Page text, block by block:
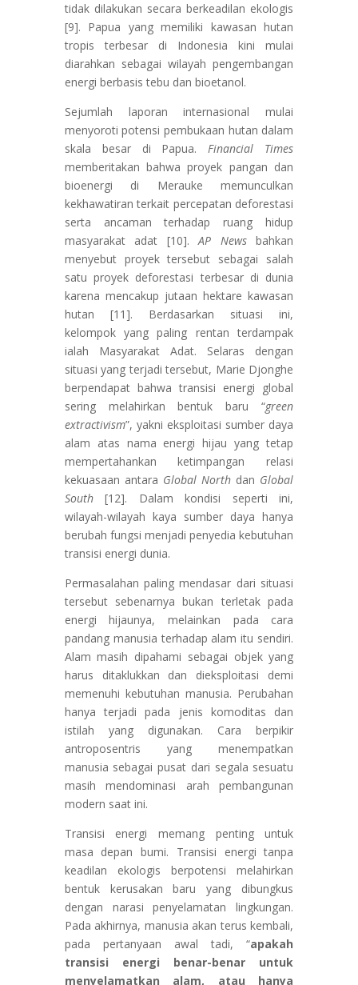
tidak dilakukan secara berkeadilan ekologis
[9]. Papua yang memiliki kawasan hutan
tropis terbesar di Indonesia kini mulai
diarahkan sebagai wilayah pengembangan
energi berbasis tebu dan bioetanol.
Sejumlah laporan internasional mulai
menyoroti potensi pembukaan hutan dalam
skala besar di Papua.Financial Times
memberitakan bahwa proyek pangan dan
bioenergi di Merauke memunculkan
kekhawatiran terkait percepatan deforestasi
serta ancaman terhadap ruang hidup
masyarakat adat [10].AP Newsbahkan
menyebut proyek tersebut sebagai salah
satu proyek deforestasi terbesar di dunia
karena mencakup jutaan hektare kawasan
hutan [11]. Berdasarkan situasi ini,
kelompok yang paling rentan terdampak
ialah Masyarakat Adat. Selaras dengan
situasi yang terjadi tersebut, Marie Djonghe
berpendapat bahwa transisi energi global
sering melahirkan bentuk baru “green
extractivism”, yakni eksploitasi sumber daya
alam atas nama energi hijau yang tetap
mempertahankan ketimpangan relasi
kekuasaan antara Global North dan Global
South[12]. Dalam kondisi seperti ini,
wilayah-wilayah kaya sumber daya hanya
berubah fungsi menjadi penyedia kebutuhan
transisi energi dunia.
Permasalahan paling mendasar dari situasi
tersebut sebenarnya bukan terletak pada
energi hijaunya, melainkan pada cara
pandang manusia terhadap alam itu sendiri.
Alam masih dipahami sebagai objek yang
harus ditaklukkan dan dieksploitasi demi
memenuhi kebutuhan manusia. Perubahan
hanya terjadi pada jenis komoditas dan
istilah yang digunakan. Cara berpikir
antroposentris yang menempatkan
manusia sebagai pusat dari segala sesuatu
masih mendominasi arah pembangunan
modern saat ini.
Transisi energi memang penting untuk
masa depan bumi. Transisi energi tanpa
keadilan ekologis berpotensi melahirkan
bentuk kerusakan baru yang dibungkus
dengan narasi penyelamatan lingkungan.
Pada akhirnya, manusia akan terus kembali,
pada pertanyaan awal tadi, “apakah
transisi energi benar-benar untuk
menyelamatkan alam, atau hanya